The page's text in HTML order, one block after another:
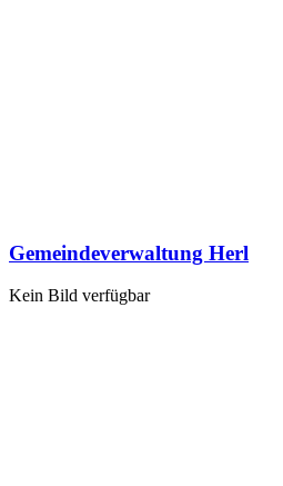
Gemeindeverwaltung Herl
Kein Bild verfügbar